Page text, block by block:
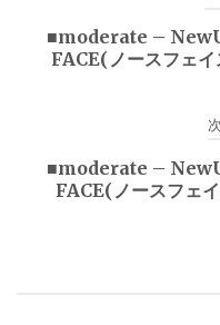
■moderate –
FACE(ノースフェ
■moderate –
FACE(ノースフェ